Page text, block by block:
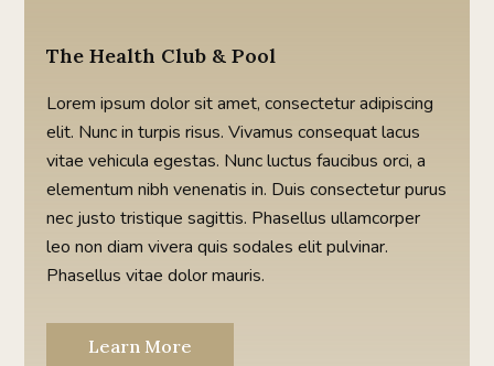
The Health Club & Pool
Lorem ipsum dolor sit amet, consectetur adipiscing
elit. Nunc in turpis risus. Vivamus consequat lacus
vitae vehicula egestas. Nunc luctus faucibus orci, a
elementum nibh venenatis in. Duis consectetur purus
nec justo tristique sagittis. Phasellus ullamcorper
leo non diam vivera quis sodales elit pulvinar.
Phasellus vitae dolor mauris.
Learn More